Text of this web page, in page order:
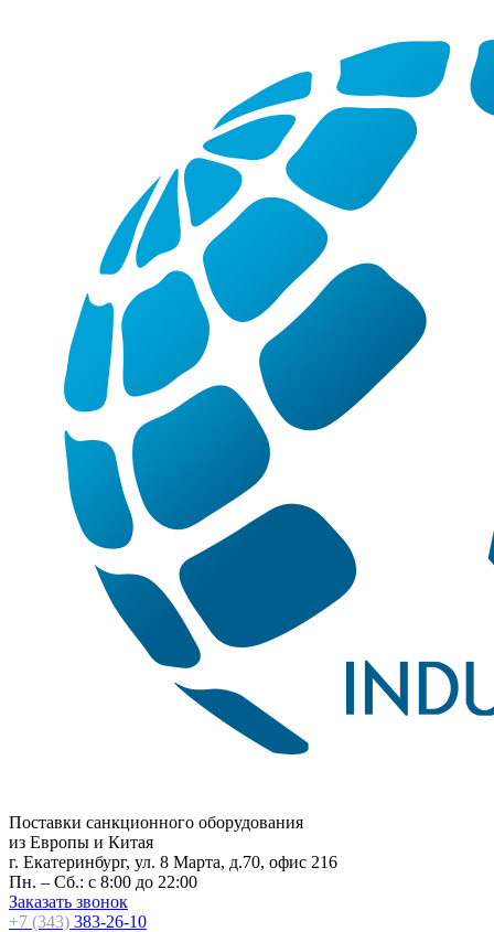
Поставки санкционного оборудования
из Европы и Китая
г. Екатеринбург, ул. 8 Марта, д.70, офис 216
Пн. – Сб.: с 8:00 до 22:00
Заказать звонок
+7 (343) 383-26-10